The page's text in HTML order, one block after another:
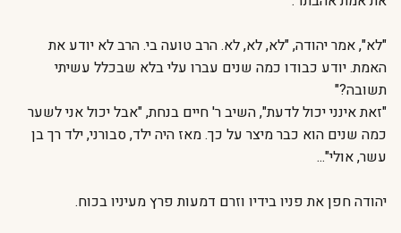
"לא", אמר יהודה, "לא, לא, לא. הרב טועה בי. הרב לא יודע את
האמת. יודע כבודו כמה שנים עברו עלי בלא שבכלל עשיתי
תשובה?"
"זאת אינני יכול לדעת", השיב ר' חיים בנחת, "אבל יכול אני לשער
כמה שנים הוא כבר מיצר על כך. מאז היה ילד, סבורני, ילד רך בן
עשר, אולי"...
יהודה חפן את פניו בידיו וזרם דמעות פרץ מעיניו בכוח.